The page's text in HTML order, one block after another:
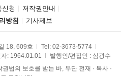
신청
저작권안내
방침
기사제보
18, 609호 Tel: 02-3673-5774
자: 1964.01.01
발행인/편집인 : 심광수
법의 보호를 받는 바, 무단 전재 · 복사 ·